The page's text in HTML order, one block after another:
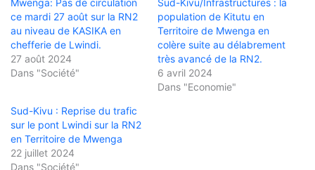
ce mardi 27 août sur la RN2
au niveau de KASIKA en
chefferie de Lwindi.
27 août 2024
Dans "Société"
population de Kitutu en
Territoire de Mwenga en
colère suite au délabrement
très avancé de la RN2.
6 avril 2024
Dans "Economie"
Sud-Kivu : Reprise du trafic
sur le pont Lwindi sur la RN2
en Territoire de Mwenga
22 juillet 2024
Dans "Société"